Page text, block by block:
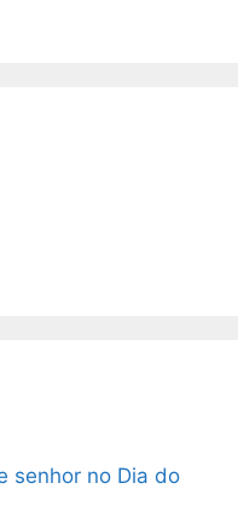
senhor no Dia do